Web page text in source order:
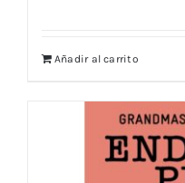
Añadir al carrito